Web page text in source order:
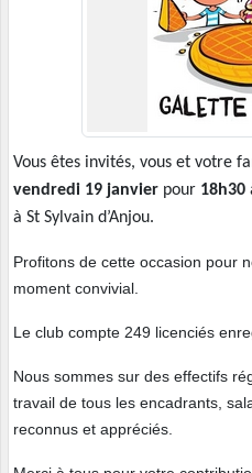
Vous êtes invités, vous et votre
vendredi 19 janvier pour 18h30
à St Sylvain d’Anjou.
Profitons de cette occasion pour
moment convivial.
Le club compte 249 licenciés
Nous sommes sur des effectifs
travail de tous les encadrants,
reconnus et appréciés.